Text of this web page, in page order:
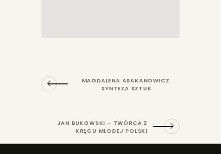
MAGDALENA ABAKANOWICZ.
SYNTEZA SZTUK
JAN BUKOWSKI – TWÓRCA Z
KRĘGU MŁODEJ POLSKI